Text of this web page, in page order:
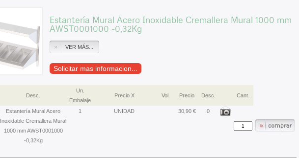
Estantería Mural Acero Inoxidable Cremallera Mural 1000 mm
AWST0001000 -0,32Kg
VER MÁS...
Solicitar mas informacion...
Desc.
Un.
Embalaje
Precio X Vol. Precio Desc. Cant.
Estantería Mural Acero
Inoxidable Cremallera Mural
1000 mm AWST0001000
-0,32Kg
1 UNIDAD 30,90 € 0